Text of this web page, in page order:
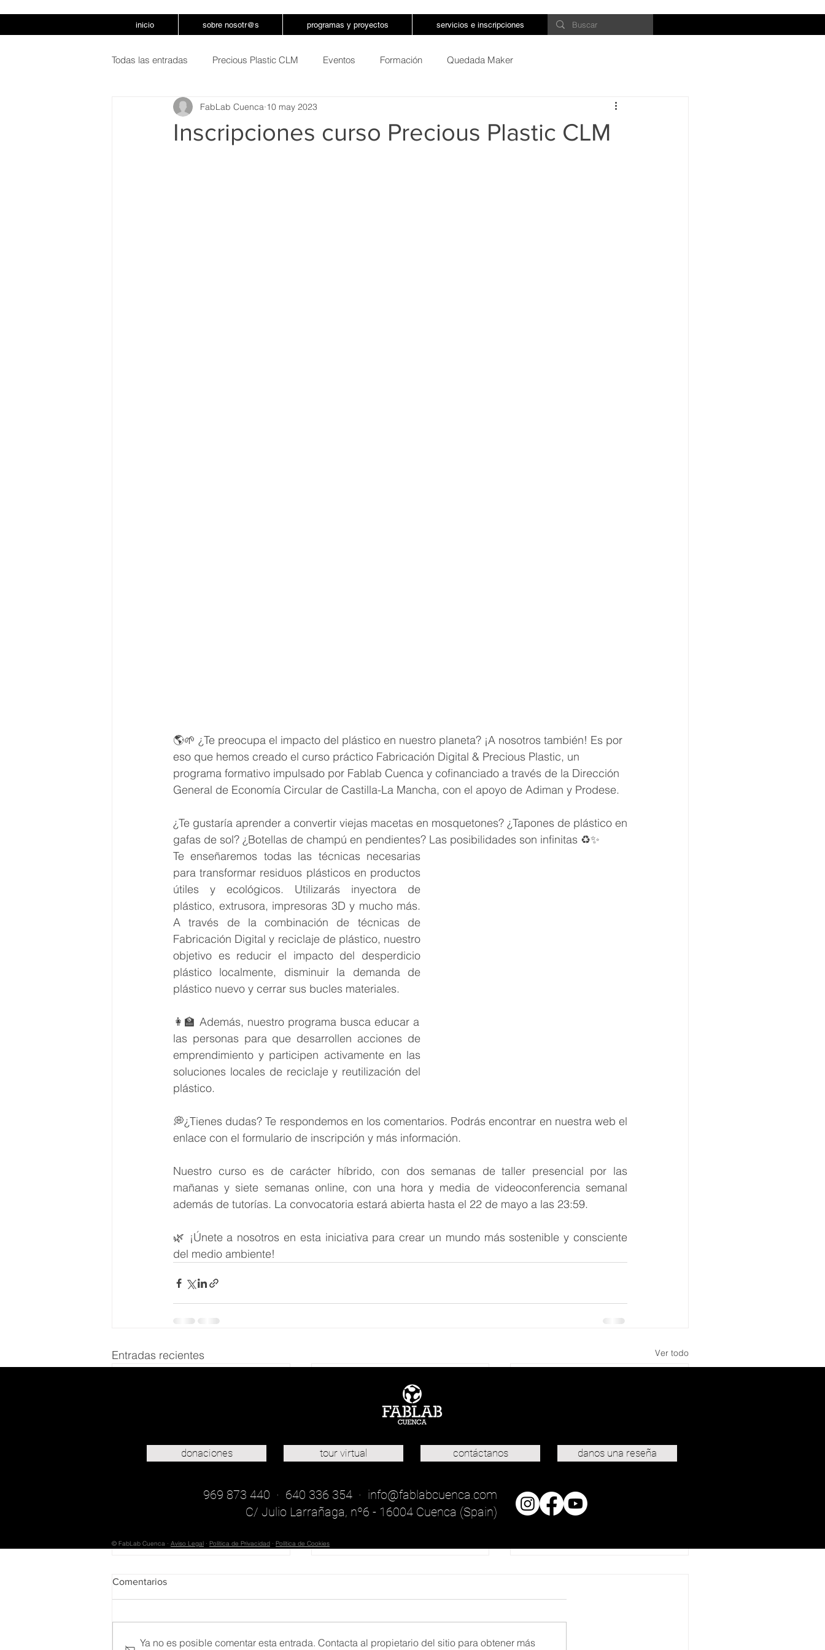
inicio sobre nosotr@s programas y proyectos servicios e inscripciones
Todas las entradas Precious Plastic CLM Eventos Formación Quedada Maker
Inscripciones curso Precious Plastic CLM
FabLab Cuenca 10 may 2023
🌎🌱 ¿Te preocupa el impacto del plástico en nuestro planeta? ¡A nosotros también! Es por
eso que hemos creado el curso práctico Fabricación Digital & Precious Plastic, un
programa formativo impulsado por Fablab Cuenca y cofinanciado a través de la Dirección
General de Economía Circular de Castilla-La Mancha, con el apoyo de Adiman y Prodese.
¿Te gustaría aprender a convertir viejas macetas en mosquetones? ¿Tapones de plástico en
gafas de sol? ¿Botellas de champú en pendientes? Las posibilidades son infinitas ♻️✨
Te enseñaremos todas las técnicas necesarias
para transformar residuos plásticos en productos
útiles y ecológicos. Utilizarás inyectora de
plástico, extrusora, impresoras 3D y mucho más.
A través de la combinación de técnicas de
Fabricación Digital y reciclaje de plástico, nuestro
objetivo es reducir el impacto del desperdicio
plástico localmente, disminuir la demanda de
plástico nuevo y cerrar sus bucles materiales.
👩‍🏫 Además, nuestro programa busca educar a
las personas para que desarrollen acciones de
emprendimiento y participen activamente en las
soluciones locales de reciclaje y reutilización del
plástico.
💭¿Tienes dudas? Te respondemos en los comentarios. Podrás encontrar en nuestra web el
enlace con el formulario de inscripción y más información.
Nuestro curso es de carácter híbrido, con dos semanas de taller presencial por las
mañanas y siete semanas online, con una hora y media de videoconferencia semanal
además de tutorías. La convocatoria estará abierta hasta el 22 de mayo a las 23:59.
🌿 ¡Únete a nosotros en esta iniciativa para crear un mundo más sostenible y consciente
del medio ambiente!
Entradas recientes Ver todo
Comentarios
Ya no es posible comentar esta entrada. Contacta al propietario del sitio para obtener más
donaciones tour virtual contáctanos danos una reseña
969 873 440 · 640 336 354 · info@fablabcuenca.com
C/ Julio Larrañaga, nº6 - 16004 Cuenca (Spain)
© FabLab Cuenca · Aviso Legal · Política de Privacidad · Política de Cookies